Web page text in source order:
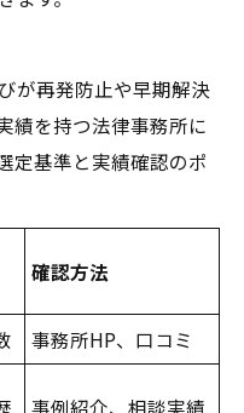
が再発防止や早期解決
績を持つ法律事務所に
定基準と実績確認のポ
確認方法
事務所HP、口コミ
事例紹介、相談実績